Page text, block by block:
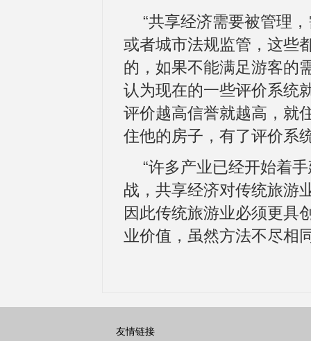
“共享经济需要被管理
或者城市法规监管，这些
的，如果不能满足游客的
认为现在的一些评价系统
评价越高信誉就越高，就
住他的房子，有了评价系
“许多产业已经开始着
战，共享经济对传统旅游
因此传统旅游业必须更具
业价值，虽然方法不尽相
友情链接